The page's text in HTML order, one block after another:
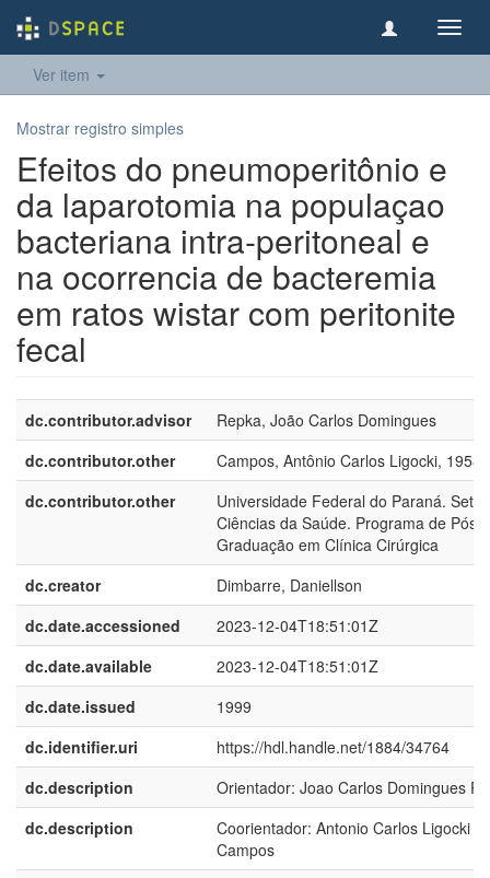
Ver item
Mostrar registro simples
Efeitos do pneumoperitônio e
da laparotomia na populaçao
bacteriana intra-peritoneal e
na ocorrencia de bacteremia
em ratos wistar com peritonite
fecal
dc.contributor.advisor
Repka, João Carlos Domingues
dc.contributor.other
Campos, Antônio Carlos Ligocki, 1958-
dc.contributor.other
Universidade Federal do Paraná.
Ciências da Saúde. Programa de Pós-
Graduação em Clínica Cirúrgica
dc.creator
Dimbarre, Daniellson
dc.date.accessioned
2023-12-04T18:51:01Z
dc.date.available
2023-12-04T18:51:01Z
dc.date.issued
1999
dc.identifier.uri
https://hdl.handle.net/1884/34764
dc.description
Orientador: Joao Carlos Domingues
dc.description
Coorientador: Antonio Carlos Ligocki
Campos